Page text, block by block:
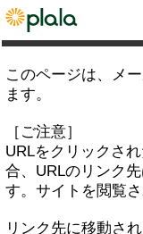
このページは、メ
ます。
［ご注意］
URLをクリックさ
合、URLのリンク
す。サイトを閲覧
リンク先に移動さ